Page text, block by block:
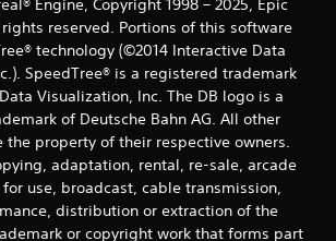
Engine, Copyright 1998 – 2025, Epic
reserved. Portions of this software
technology (©2014 Interactive Data
SpeedTree® is a registered trademark
Visualization, Inc. The DB logo is a
of Deutsche Bahn AG. All other
the property of their respective owners.
adaptation, rental, re-sale, arcade
use, broadcast, cable transmission,
distribution or extraction of the
or copyright work that forms part